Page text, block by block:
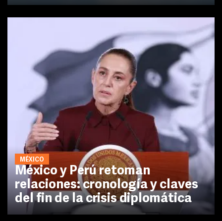
MÉXICO
México y Perú retoman
relaciones: cronología y claves
del fin de la crisis diplomática